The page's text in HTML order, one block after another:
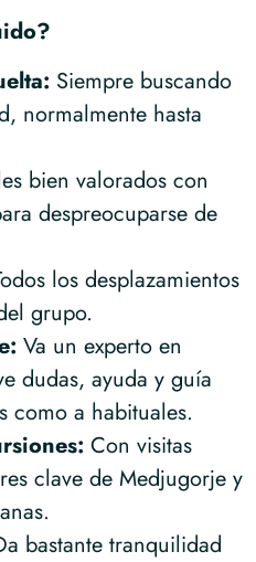
Siempre buscando
normalmente hasta
bien valorados con
despreocuparse de
los desplazamientos
grupo.
Va un experto en
dudas, ayuda y guía
como a habituales.
Con visitas
clave de Medjugorje y
bastante tranquilidad